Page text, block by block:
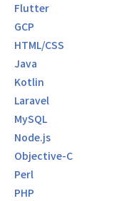
Flutter
GCP
HTML/CSS
Java
Kotlin
Laravel
MySQL
Node.js
Objective-C
Perl
PHP